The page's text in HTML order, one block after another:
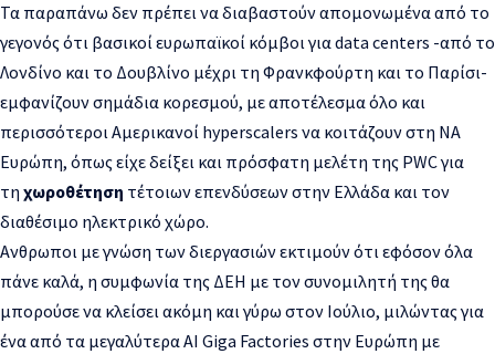
Τα παραπάνω δεν πρέπει να διαβαστούν απομονωμένα από το
γεγονός ότι βασικοί ευρωπαϊκοί κόμβοι για data centers -από το
Λονδίνο και το Δουβλίνο μέχρι τη Φρανκφούρτη και το Παρίσι-
εμφανίζουν σημάδια κορεσμού, με αποτέλεσμα όλο και
περισσότεροι Αμερικανοί hyperscalers να κοιτάζουν στη ΝΑ
Ευρώπη, όπως είχε δείξει και πρόσφατη μελέτη της PWC για
τη χωροθέτηση τέτοιων επενδύσεων στην Ελλάδα και τον
διαθέσιμο ηλεκτρικό χώρο.
Ανθρωποι με γνώση των διεργασιών εκτιμούν ότι εφόσον όλα
πάνε καλά, η συμφωνία της ΔΕΗ με τον συνομιλητή της θα
μπορούσε να κλείσει ακόμη και γύρω στον Ιούλιο, μιλώντας για
ένα από τα μεγαλύτερα AI Giga Factories στην Ευρώπη με